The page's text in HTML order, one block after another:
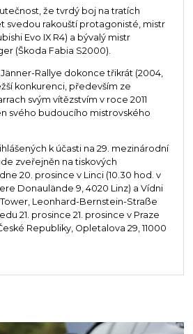
že tvrdý boj na tratích
svedou rakouští protagonisté, mistr
Evo IX R4) a bývalý mistr
(Škoda Fabia S2000).
Rallye dokonce třikrát (2004,
konkurenci, především ze
svým vítězstvím v roce 2011
svého budoucího mistrovského
k účasti na 29. mezinárodní
zveřejněn na tiskových
20. prosince v Linci (10.30 hod. v
Donaulände 9, 4020 Linz) a Vídni
Tower, Leonhard-Bernstein-Straße
21. prosince 21. prosince v Praze
Republiky, Opletalova 29, 11000